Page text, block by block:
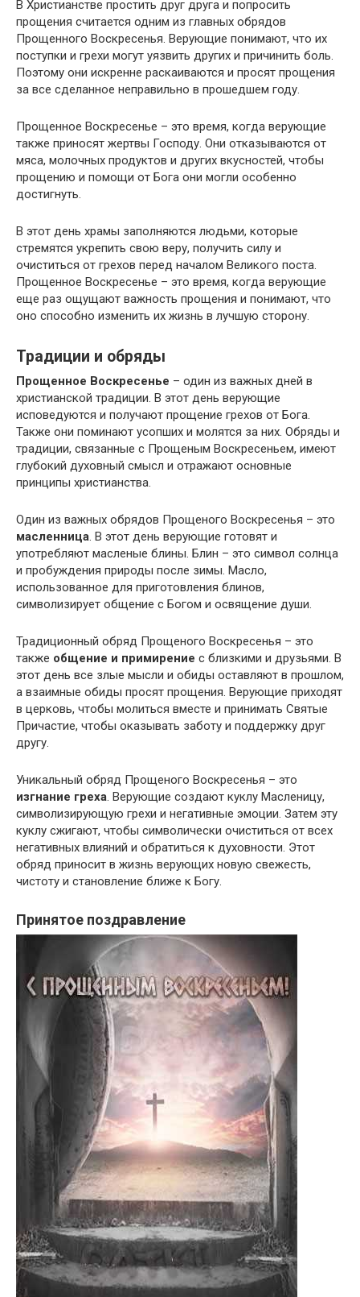
В Христианстве простить друг друга и попросить
прощения считается одним из главных обрядов
Прощенного Воскресенья. Верующие понимают, что их
поступки и грехи могут уязвить других и причинить боль.
Поэтому они искренне раскаиваются и просят прощения
за все сделанное неправильно в прошедшем году.
Прощенное Воскресенье – это время, когда верующие
также приносят жертвы Господу. Они отказываются от
мяса, молочных продуктов и других вкусностей, чтобы
прощению и помощи от Бога они могли особенно
достигнуть.
В этот день храмы заполняются людьми, которые
стремятся укрепить свою веру, получить силу и
очиститься от грехов перед началом Великого поста.
Прощенное Воскресенье – это время, когда верующие
еще раз ощущают важность прощения и понимают, что
оно способно изменить их жизнь в лучшую сторону.
Традиции и обряды
Прощенное Воскресенье – один из важных дней в
христианской традиции. В этот день верующие
исповедуются и получают прощение грехов от Бога.
Также они поминают усопших и молятся за них. Обряды и
традиции, связанные с Прощеным Воскресеньем, имеют
глубокий духовный смысл и отражают основные
принципы христианства.
Один из важных обрядов Прощеного Воскресенья – это
масленница. В этот день верующие готовят и
употребляют масленые блины. Блин – это символ солнца
и пробуждения природы после зимы. Масло,
использованное для приготовления блинов,
символизирует общение с Богом и освящение души.
Традиционный обряд Прощеного Воскресенья – это
также общение и примирение с близкими и друзьями. В
этот день все злые мысли и обиды оставляют в прошлом,
а взаимные обиды просят прощения. Верующие приходят
в церковь, чтобы молиться вместе и принимать Святые
Причастие, чтобы оказывать заботу и поддержку друг
другу.
Уникальный обряд Прощеного Воскресенья – это
изгнание греха. Верующие создают куклу Масленицу,
символизирующую грехи и негативные эмоции. Затем эту
куклу сжигают, чтобы символически очиститься от всех
негативных влияний и обратиться к духовности. Этот
обряд приносит в жизнь верующих новую свежесть,
чистоту и становление ближе к Богу.
Принятое поздравление